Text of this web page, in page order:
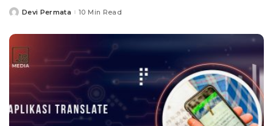
PostedDevi Permata 10 Min Read